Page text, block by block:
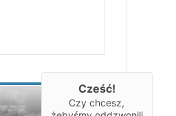
OBSERWUJ
Cześć!
Czy chcesz,